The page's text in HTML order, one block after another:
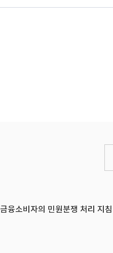
금융소비자의 민원분쟁 처리 지침